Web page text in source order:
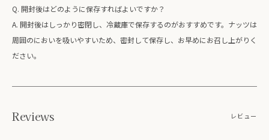
Q. 開封後はどのように保存すればよいですか？
A. 開封後はしっかり密閉し、冷蔵庫で保存するのがおすすめです。ナッツは
周囲のにおいを吸いやすいため、密封して保存し、お早めにお召し上がりく
ださい。
レビュー
Reviews